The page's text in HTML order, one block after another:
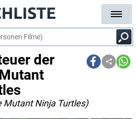
der
Mutant Ninja Turtles)